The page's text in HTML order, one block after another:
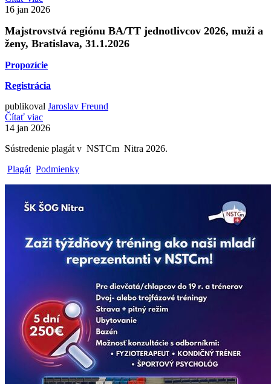
16 jan 2026
Majstrovstvá regiónu BA/TT jednotlivcov 2026, muži a
ženy, Bratislava, 31.1.2026
Propozície
Registrácia
publikoval Jaroslav Freund
Čítať viac
14 jan 2026
Sústredenie plagát v NSTCm Nitra 2026.
Plagát Podmienky